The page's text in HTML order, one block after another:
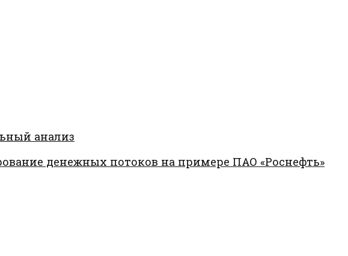
анализ
денежных потоков на примере ПАО «Роснефть»